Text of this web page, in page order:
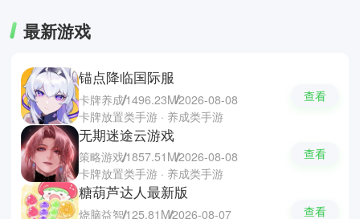
最新游戏
锚点降临国际服
卡牌养成1496.23M2026-08-08
卡牌放置类手游 · 养成类手游
查看
无期迷途云游戏
策略游戏1857.51M2026-08-08
卡牌放置类手游 · 养成类手游
查看
糖葫芦达人最新版
烧脑益智125.81M2026-08-07
查看